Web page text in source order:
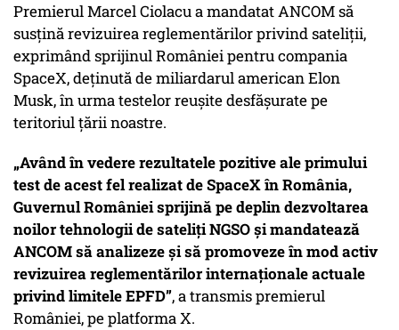
Premierul Marcel Ciolacu a mandatat ANCOM să
susțină revizuirea reglementărilor privind sateliții,
exprimând sprijinul României pentru compania
SpaceX, deținută de miliardarul american Elon
Musk, în urma testelor reușite desfășurate pe
teritoriul țării noastre.
„Având în vedere rezultatele pozitive ale primului
test de acest fel realizat de SpaceX în România,
Guvernul României sprijină pe deplin dezvoltarea
noilor tehnologii de sateliți NGSO și mandatează
ANCOM să analizeze și să promoveze în mod activ
revizuirea reglementărilor internaționale actuale
privind limitele EPFD”, a transmis premierul
României, pe platforma X.